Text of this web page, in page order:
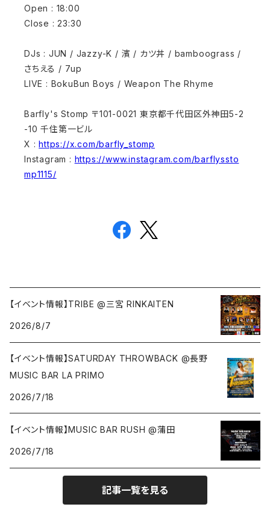
Open : 18:00
Close : 23:30
DJs : JUN / Jazzy-K / 濱 / カツ丼 / bamboograss /
さちえる / 7up
LIVE : BokuBun Boys / Weapon The Rhyme
Barfly's Stomp 〒101-0021 東京都千代田区外神田5-2
-10 千住第一ビル
X :https://x.com/barfly_stomp
Instagram : https://www.instagram.com/barflyssto
mp1115/
【イベント情報】TRIBE @三宮 RINKAITEN
2026/8/7
【イベント情報】SATURDAY THROWBACK @長野
MUSIC BAR LA PRIMO
2026/7/18
【イベント情報】MUSIC BAR RUSH @蒲田
2026/7/18
記事一覧を見る